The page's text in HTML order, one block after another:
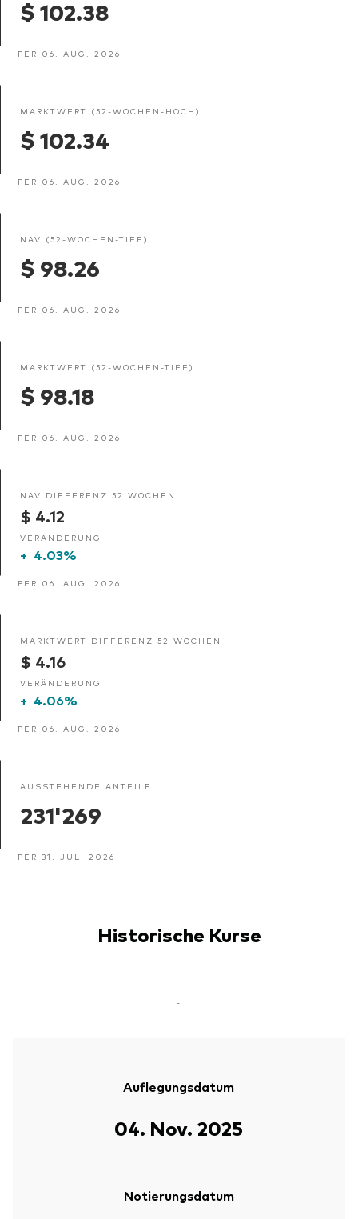
$ 102.38
PER 06. AUG. 2026
MARKTWERT (52-WOCHEN-HOCH)
$ 102.34
PER 06. AUG. 2026
NAV (52-WOCHEN-TIEF)
$ 98.26
PER 06. AUG. 2026
MARKTWERT (52-WOCHEN-TIEF)
$ 98.18
PER 06. AUG. 2026
NAV DIFFERENZ 52 WOCHEN
$ 4.12
VERÄNDERUNG
+ 4.03%
PER 06. AUG. 2026
MARKTWERT DIFFERENZ 52 WOCHEN
$ 4.16
VERÄNDERUNG
+ 4.06%
PER 06. AUG. 2026
AUSSTEHENDE ANTEILE
231'269
PER 31. JULI 2026
Historische Kurse
-
Auflegungsdatum
04. Nov. 2025
Notierungsdatum